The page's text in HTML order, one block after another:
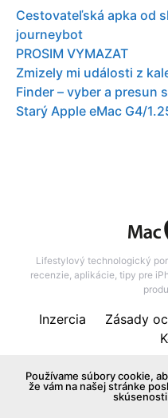
Cestovateľská apka od
journeybot
PROSIM VYMAZAT
Zmizely mi události z
Finder – vyber a presun
Starý Apple eMac G4/
Lifestylový technologický
recenzie, aplikácie, tipy pre
Inzercia
Zásady
Používame súbory cookie,
že vám na našej stránke